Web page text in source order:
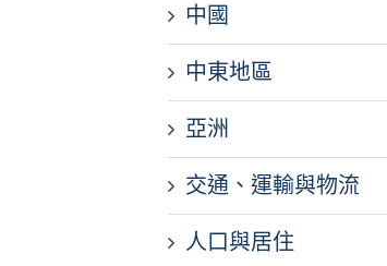
中國
中東地區
亞洲
交通、運輸與物流
人口與居住